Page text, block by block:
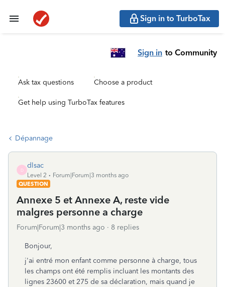
Sign in to TurboTax
Sign in to Community
Ask tax questions Choose a product
Get help using TurboTax features
Dépannage
D
dlsac
Level 2
Forum|Forum|3 months ago
QUESTION
Annexe 5 et Annexe A, reste vide
malgres personne a charge
Forum|Forum|3 months ago 8 replies
Bonjour,
j'ai entré mon enfant comme personne à charge, tous
les champs ont été remplis incluant les montants des
lignes 23600 et 275 de sa déclaration, mais quand je